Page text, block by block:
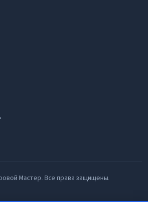
Мастер. Все права защищены.